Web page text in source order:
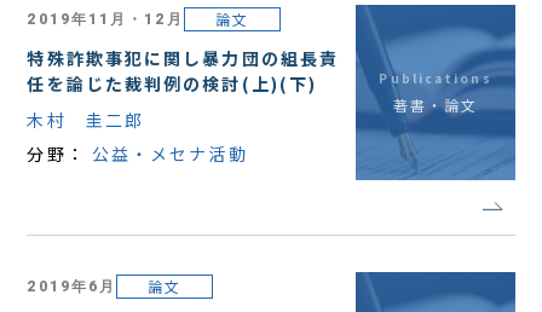
2019年11月・12月 論文
特殊詐欺事犯に関し暴力団の組長責
任を論じた裁判例の検討(上)(下)
木村 圭二郎
分野： 公益・メセナ活動
Publications
著書・論文
2019年6月 論文